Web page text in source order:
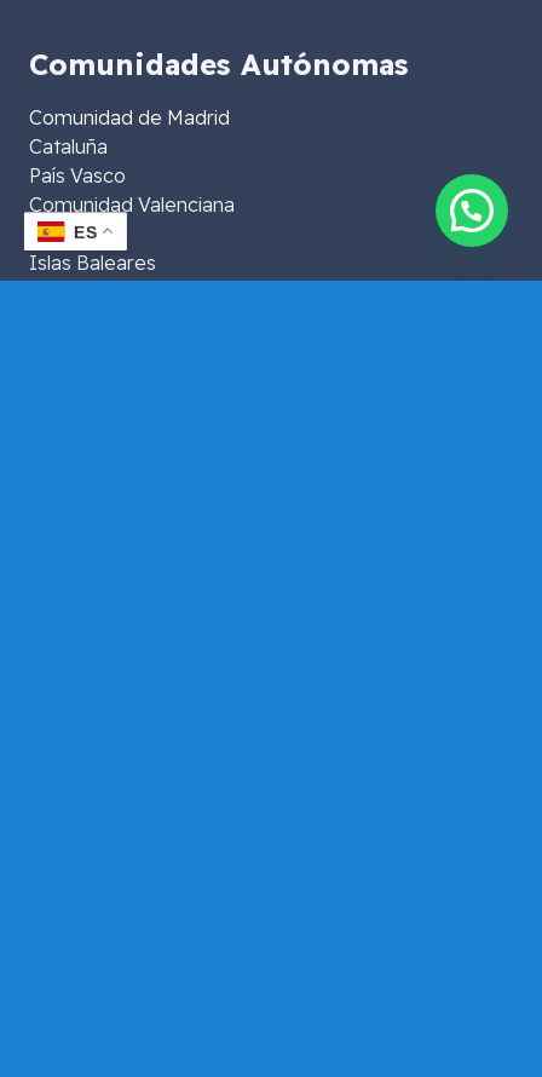
Comunidades Autónomas
Comunidad de Madrid
Cataluña
País Vasco
Comunidad Valenciana
Andalucía
Islas Baleares
ES
👋¿Te asesoramos?